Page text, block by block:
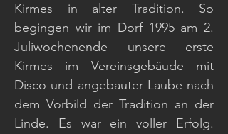
Kirmes in alter Tradition. So
begingen wir im Dorf 1995 am 2.
Juliwochenende unsere erste
Kirmes im Vereinsgebäude mit
Disco und angebauter Laube nach
dem Vorbild der Tradition an der
Linde. Es war ein voller Erfolg.